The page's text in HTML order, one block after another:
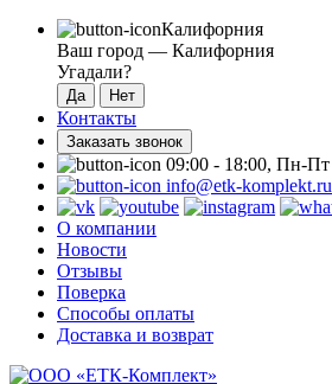
Калифорния
Ваш город — Калифорния
Угадали?
Контакты
Заказать звонок
09:00 - 18:00, Пн-Пт
info@etk-komplekt.ru
О компании
Новости
Отзывы
Поверка
Способы оплаты
Доставка и возврат